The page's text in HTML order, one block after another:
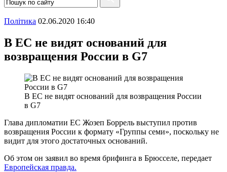
Полiтика 02.06.2020 16:40
В ЕС не видят оснований для
возвращения России в G7
В ЕС не видят оснований для возвращения России
в G7
Глава дипломатии ЕС Жозеп Боррель выступил против
возвращения России к формату «Группы семи», поскольку не
видит для этого достаточных оснований.
Об этом он заявил во время брифинга в Брюсселе, передает
Европейская правда.